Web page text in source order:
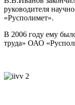
руководителя
«Русполимет».
В 2006 году ему
труда» ОАО